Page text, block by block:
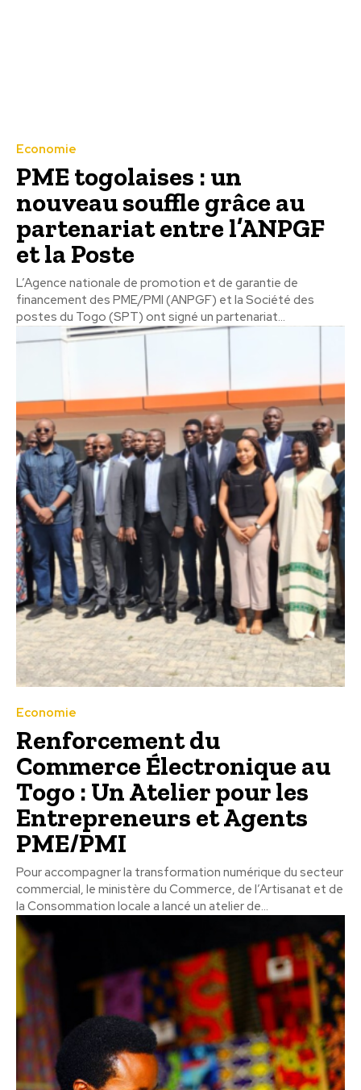
Economie
PME togolaises : un
nouveau souffle grâce au
partenariat entre l’ANPGF
et la Poste
L’Agence nationale de promotion et de garantie de
financement des PME/PMI (ANPGF) et la Société des
postes du Togo (SPT) ont signé un partenariat...
Economie
Renforcement du
Commerce Électronique au
Togo : Un Atelier pour les
Entrepreneurs et Agents
PME/PMI
Pour accompagner la transformation numérique du secteur
commercial, le ministère du Commerce, de l’Artisanat et de
la Consommation locale a lancé un atelier de...